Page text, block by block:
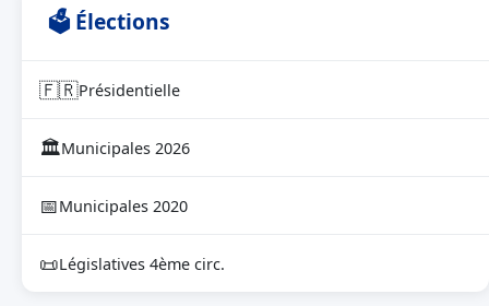
🗳 Élections
🇫🇷Présidentielle
🏛Municipales 2026
📅Municipales 2020
📜Législatives 4ème circ.